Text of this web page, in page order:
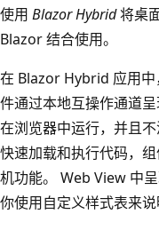
使用 Blazor Hybrid将桌
Blazor 结合使用。
在 Blazor Hybrid 应用中
件通过本地互操作通道
在浏览器中运行，并且
快速加载和执行代码，
机功能。 Web View 中
你使用自定义样式表来